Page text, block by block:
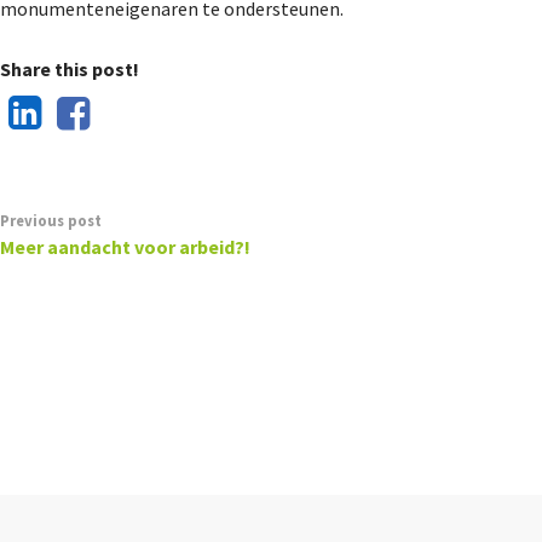
monumenteneigenaren te ondersteunen.
Share this post!
Previous post
Meer aandacht voor arbeid?!